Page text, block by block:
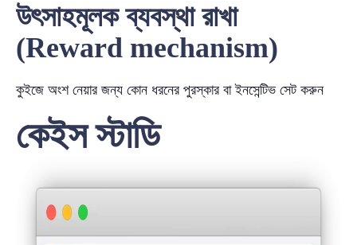
উৎসাহমূলক ব্যবস্থা রাখা
(Reward mechanism)
কুইজে অংশ নেয়ার জন্য কোন ধরনের পুরস্কার বা ইনসেন্টিভ সেট করুন
কেইস স্টাডি